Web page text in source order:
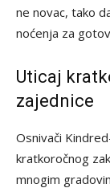
ne novac, tako
noćenja za
Uticaj
zajednice
Osnivači
kratkoročnog
mnogim